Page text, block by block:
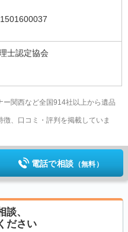
士認定協会
関西など全国914社以上から遺品
、口コミ・評判を掲載していま
電話で相談 （無料）
談、
ださい